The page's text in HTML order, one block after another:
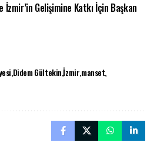
Gelişimine Katkı İçin Başkan
Didem Gültekinİzmirmanset